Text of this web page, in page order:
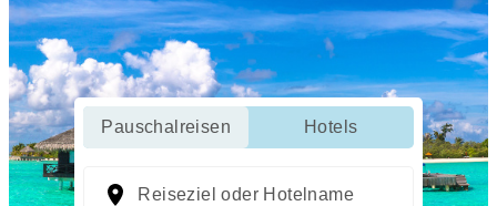
Pauschalreisen Hotels
Reiseziel oder Hotelname